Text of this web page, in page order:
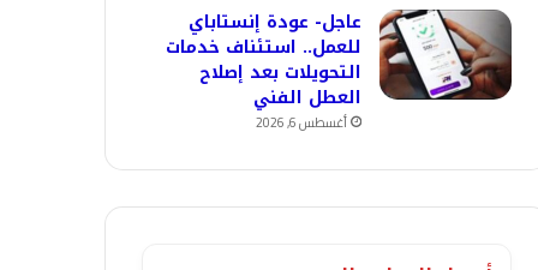
عاجل- عودة إنستاباي
للعمل.. استئناف خدمات
التحويلات بعد إصلاح
العطل الفني
أغسطس 6, 2026